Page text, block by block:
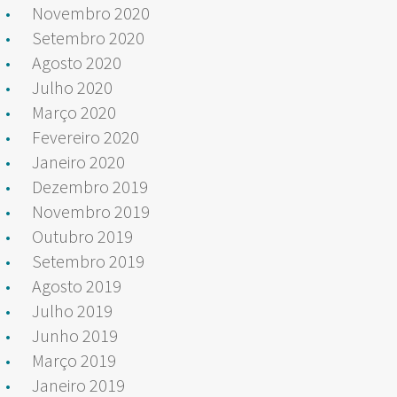
Novembro 2020
Setembro 2020
Agosto 2020
Julho 2020
Março 2020
Fevereiro 2020
Janeiro 2020
Dezembro 2019
Novembro 2019
Outubro 2019
Setembro 2019
Agosto 2019
Julho 2019
Junho 2019
Março 2019
Janeiro 2019